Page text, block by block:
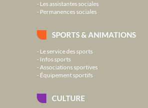
Les assistantes sociales
Permanences sociales
SPORTS & ANIMATIONS
Le service des sports
Infos sports
Associations sportives
Équipement sportifs
CULTURE